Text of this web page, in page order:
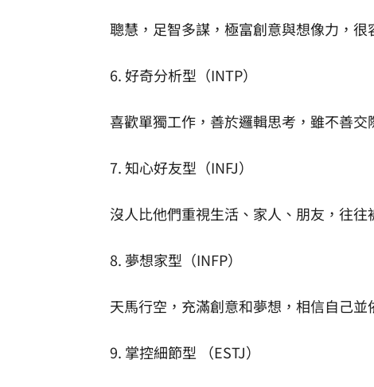
聰慧，足智多謀，極富創意與想像力，很
6. 好奇分析型（INTP）
喜歡單獨工作，善於邏輯思考，雖不善交
7. 知心好友型（INFJ）
沒人比他們重視生活、家人、朋友，往往
8. 夢想家型（INFP）
天馬行空，充滿創意和夢想，相信自己並
9. 掌控細節型 （ESTJ）